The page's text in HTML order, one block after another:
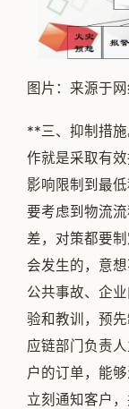
图片：来源于
**三、抑制措
作就是采取有
影响限制到最
要考虑到物流
差，对策都要
会发生的，意
公共事故、企
验和教训，预
应链部门负责
户的订单，能
立刻通知客户